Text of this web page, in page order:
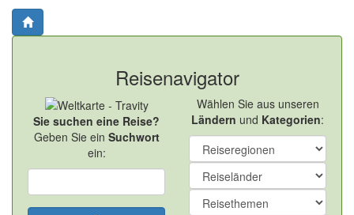
Reisenavigator
Sie suchen eine Reise?
Geben Sie ein Suchwort
ein:
Wählen Sie aus unseren
Ländern und Kategorien: